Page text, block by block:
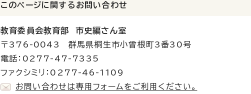
このページに関する お問い合わせ
教育委員会教育部 市史編さん室
〒376-0043 群馬県桐生市小曾根町3番30号
電話：0277-47-7335
ファクシミリ：0277-46-1109
お問い合わせは専用フォームをご利用ください。